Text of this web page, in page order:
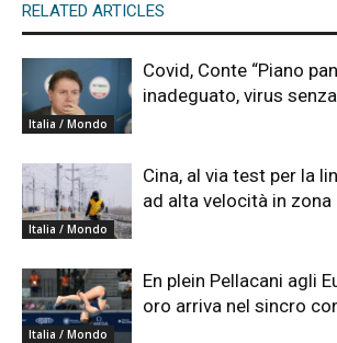
RELATED ARTICLES
Italia / Mondo
Covid, Conte “Piano
inadeguato, virus
Italia / Mondo
Cina, al via test per la
ad alta velocità in
Italia / Mondo
En plein Pellacani agli
oro arriva nel sincro